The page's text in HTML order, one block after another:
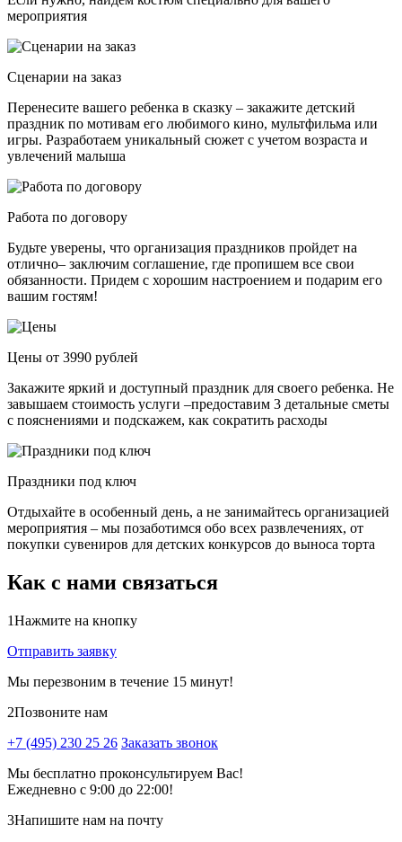
мероприятия
Сценарии на заказ
Перенесите вашего ребенка в сказку – закажите детский
праздник по мотивам его любимого кино, мультфильма или
игры. Разработаем уникальный сюжет с учетом возраста и
увлечений малыша
Работа по договору
Будьте уверены, что организация праздников пройдет на
отлично– заключим соглашение, где пропишем все свои
обязанности. Придем с хорошим настроением и подарим его
вашим гостям!
Цены от 3990 рублей
Закажите яркий и доступный праздник для своего ребенка. Не
завышаем стоимость услуги –предоставим 3 детальные сметы
с пояснениями и подскажем, как сократить расходы
Праздники под ключ
Отдыхайте в особенный день, а не занимайтесь организацией
мероприятия – мы позаботимся обо всех развлечениях, от
покупки сувениров для детских конкурсов до выноса торта
Как с нами связаться
1Нажмите на кнопку
Отправить заявку
Мы перезвоним в течение 15 минут!
2Позвоните нам
+7 (495) 230 25 26 Заказать звонок
Мы бесплатно проконсультируем Вас!
Ежедневно с 9:00 до 22:00!
3Напишите нам на почту